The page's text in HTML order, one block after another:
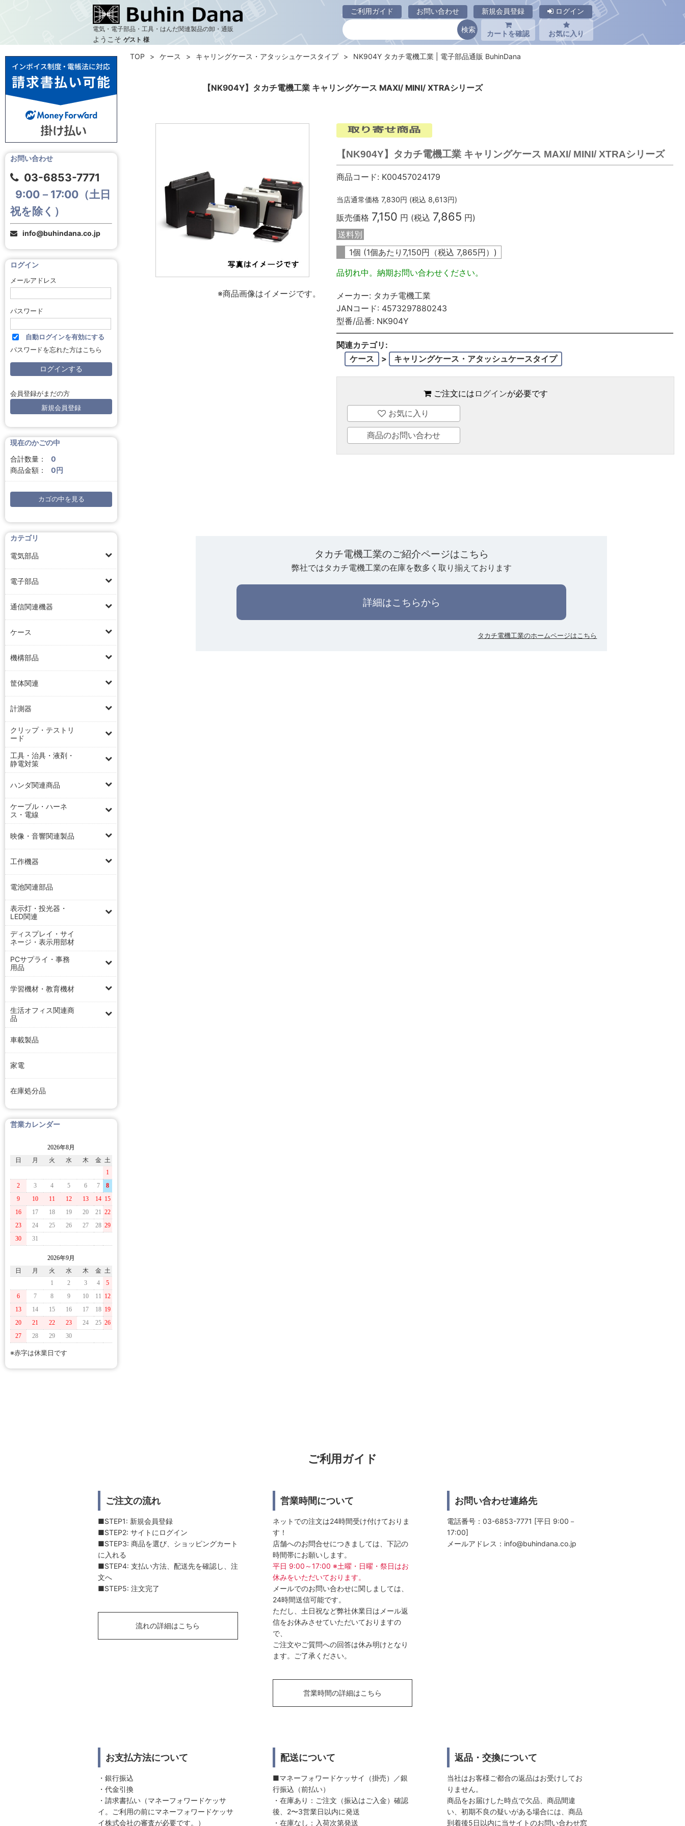
電気・電子部品・工具・はんだ関連製品の卸・通販
ようこそ ゲスト 様
ご利用ガイド お問い合わせ 新規会員登録 ログイン
カートを確認 お気に入り
【NK904Y】タカチ電機工業 キャリングケース MAXI/ MINI/ XTRAシリーズ
お問い合わせ
03-6853-7771
9:00－17:00（土日
祝を除く）
info@buhindana.co.jp
ログイン
メールアドレス
パスワード
自動ログインを有効にする
パスワードを忘れた方はこちら
会員登録がまだの方
新規会員登録
現在のかごの中
合計数量：
0
商品金額：
0円
カゴの中を見る
カテゴリ
電気部品
電子部品
通信関連機器
ケース
機構部品
筐体関連
計測器
クリップ・テストリ
ード
工具・治具・液剤・
静電対策
ハンダ関連商品
ケーブル・ハーネ
ス・電線
映像・音響関連製品
工作機器
電池関連部品
表示灯・投光器・
LED関連
ディスプレイ・サイ
ネージ・表示用部材
PCサプライ・事務
用品
学習機材・教育機材
生活オフィス関連商
品
車載製品
家電
在庫処分品
営業カレンダー
2026年8月
日
月 火 水 木 金 土
1
2
3 4 5 6 7
8
9
10 11 12 13 14 15
16
17 18 19 20 21 22
23
24 25 26 27 28 29
30
31
2026年9月
日
月 火 水 木 金 土
1
2 3 4
5
6
7 8 9 10 11 12
13
14 15 16 17 18 19
20
21 22 23 24 25 26
27
28 29 30
※赤字は休業日です
TOP ケース キャリングケース・アタッシュケースタイプ NK904Y タカチ電機工業 | 電子部品通販 BuhinDana
※商品画像はイメージです。
【NK904Y】タカチ電機工業 キャリングケース MAXI/ MINI/ XTRAシリーズ
商品コード: K00457024179
当店通常価格 7,830円 (税込 8,613円)
販売価格 7,150 円 (税込 7,865 円)
送料別
1個 (1個あたり 7,150円（税込 7,865円）)
品切れ中。納期お問い合わせください。
メーカー: タカチ電機工業
JANコード: 4573297880243
型番/品番: NK904Y
関連カテゴリ:
ケース
> キャリングケース・アタッシュケースタイプ
ご注文には ログインが必要です
お気に入り
商品のお問い合わせ
タカチ電機工業のご紹介ページはこちら
弊社ではタカチ電機工業の在庫を数多く取り揃えております
詳細はこちらから
タカチ電機工業のホームページはこちら
ご利用ガイド
ご注文の流れ
■STEP1: 新規会員登録
■STEP2: サイトにログイン
■STEP3: 商品を選び、ショッピングカート
に入れる
■STEP4: 支払い方法、配送先を確認し、注
文へ
■STEP5: 注文完了
流れの詳細はこちら
営業時間について
ネットでの注文は24時間受け付けておりま
す！
店舗へのお問合せにつきましては、下記の
時間帯にお願いします。
平日 9:00～17:00 ※土曜・日曜・祭日はお
休みをいただいております。
メールでのお問い合わせに関しましては、
24時間送信可能です。
ただし、土日祝など弊社休業日はメール返
信をお休みさせていただいておりますの
で、
ご注文やご質問への回答は休み明けとなり
ます。ご了承ください。
営業時間の詳細はこちら
お問い合わせ連絡先
電話番号：03-6853-7771 [平日 9:00－
17:00]
メールアドレス： info@buhindana.co.jp
お支払方法について
・銀行振込
・代金引換
・請求書払い（マネーフォワードケッサ
イ。ご利用の前にマネーフォワードケッサ
イ株式会社の審査が必要です。）
配送について
■マネーフォワードケッサイ（掛売）／銀
行振込（前払い）
・在庫あり：ご注文（振込はご入金）確認
後、2〜3営業日以内に発送
・在庫なし：入荷次第発送
返品・交換について
当社はお客様ご都合の返品はお受けしてお
りません。
商品をお届けした時点で欠品、商品間違
い、初期不良の疑いがある場合には、商品
到着後5日以内に当サイトのお問い合わせ窓